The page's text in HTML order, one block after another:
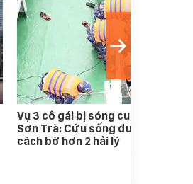
Vụ 3 cô gái bị sóng cuốn ở bán đảo
Sơn Trà: Cứu sống được 1 người
cách bờ hơn 2 hải lý